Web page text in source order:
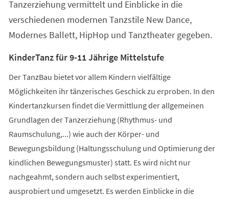
Tanzerziehung vermittelt und Einblicke in die
verschiedenen modernen Tanzstile New Dance,
Modernes Ballett, HipHop und Tanztheater gegeben.
KinderTanz für 9-11 Jährige Mittelstufe
Der TanzBau bietet vor allem Kindern vielfältige
Möglichkeiten ihr tänzerisches Geschick zu erproben. In den
Kindertanzkursen findet die Vermittlung der allgemeinen
Grundlagen der Tanzerziehung (Rhythmus- und
Raumschulung,...) wie auch der Körper- und
Bewegungsbildung (Haltungsschulung und Optimierung der
kindlichen Bewegungsmuster) statt. Es wird nicht nur
nachgeahmt, sondern auch selbst experimentiert,
ausprobiert und umgesetzt. Es werden Einblicke in die